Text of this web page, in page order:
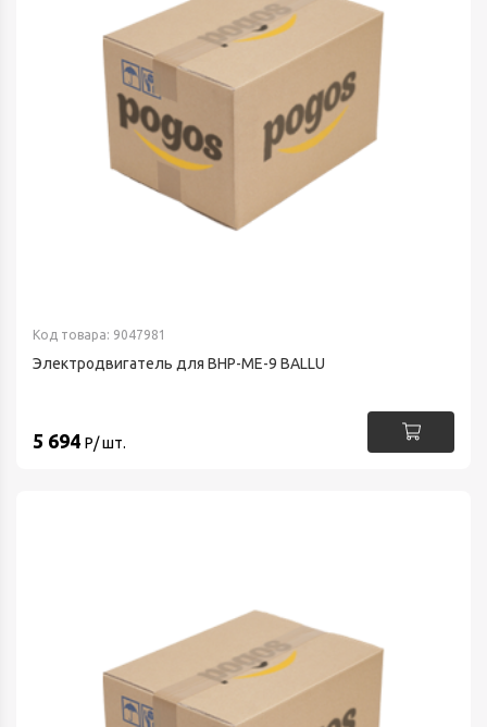
Код товара: 9047981
Электродвигатель для BHP-ME-9 BALLU
5 694 Р/ шт.